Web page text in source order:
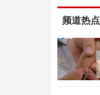
频道热点